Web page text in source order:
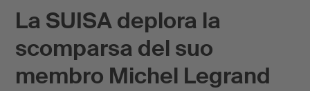
La SUISA deplora la
scomparsa del suo
membro Michel Legrand